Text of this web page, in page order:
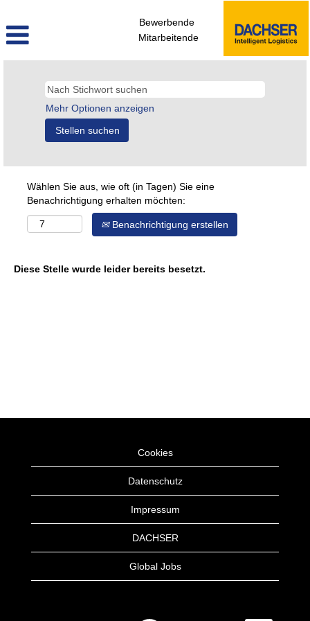
Bewerbende
Mitarbeitende
Mehr Optionen anzeigen
Wählen Sie aus, wie oft (in Tagen) Sie eine
Benachrichtigung erhalten möchten:
Benachrichtigung erstellen
Diese Stelle wurde leider bereits besetzt.
Cookies
Datenschutz
Impressum
DACHSER
Global Jobs